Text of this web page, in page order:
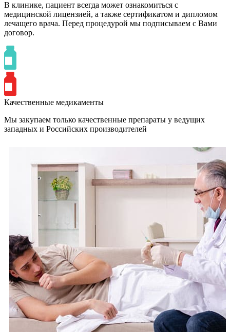
В клинике, пациент всегда может ознакомиться с
медицинской лицензией, а также сертификатом и дипломом
лечащего врача. Перед процедурой мы подписываем с Вами
договор.
Качественные медикаменты
Мы закупаем только качественные препараты у ведущих
западных и Российских производителей